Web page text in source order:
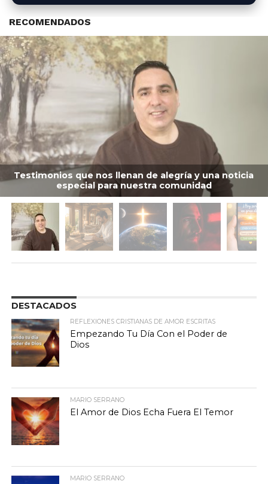
RECOMENDADOS
Testimonios que nos llenan de alegría y una noticia
especial para nuestra comunidad
DESTACADOS
REFLEXIONES CRISTIANAS DE AMOR ESCRITAS
Empezando Tu Día Con el Poder de
Dios
MARIO SERRANO
El Amor de Dios Echa Fuera El Temor
MARIO SERRANO